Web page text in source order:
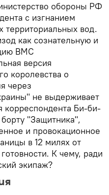
обороны РФ
с изгнанием
территориальных вод.
как сознательную и
ВМС
версия
королевства о
через
не выдерживает
корреспондента Би-би-
"Защитника",
и провокационное
в 12 милях от
К чему, ради
экипаж?